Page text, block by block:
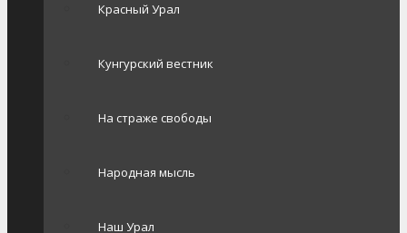
Красный Урал
Кунгурский вестник
На страже свободы
Народная мысль
Наш Урал